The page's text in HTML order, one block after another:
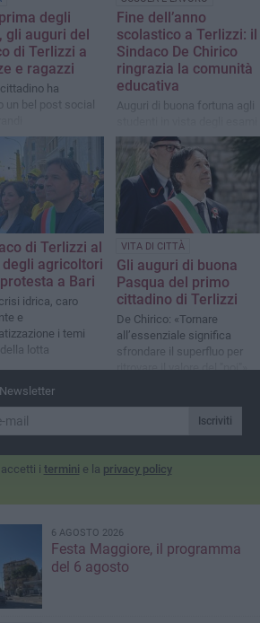
degli
gli auguri del
di Terlizzi a
e ragazzi
ha
un bel post social
Fine dell’anno
scolastico a Terlizzi: il
Sindaco De Chirico
ringrazia la comunità
educativa
Auguri di buona fortuna agli
di Terlizzi al
agricoltori
a Bari
idrica, caro
e
i temi
lotta
VITA DI CITTÀ
Gli auguri di buona
Pasqua del primo
cittadino di Terlizzi
De Chirico: «Tornare
all’essenziale significa
sfrondare il superfluo per
ritrovare il valore del "noi"»
Iscriviti
i termini e la privacy policy
6 AGOSTO 2026
Festa Maggiore, il programma
del 6 agosto